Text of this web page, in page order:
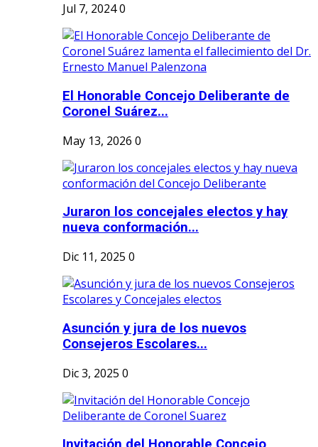
Jul 7, 20240
El Honorable Concejo Deliberante de
Coronel Suárez...
May 13, 2026 0
Juraron los concejales electos y hay
nueva conformación...
Dic 11, 2025 0
Asunción y jura de los nuevos
Consejeros Escolares...
Dic 3, 2025 0